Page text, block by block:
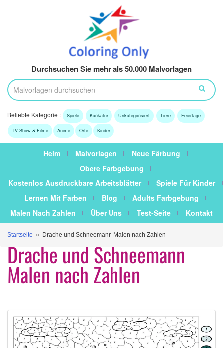
Durchsuchen Sie mehr als 50.000 Malvorlagen
Beliebte Kategorie : Spiele Karikatur Unkategorisiert Tiere Feiertage
TV Show & Filme Anime Orte Kinder
Heim Malvorlagen
Neue Färbung
Obere Farbgebung
Kostenlos Ausdruckbare Arbeitsblätter
Spiele Für Kinder
Lernen Mit Farben
Blog
Adults Farbgebung
Malen Nach Zahlen
Über Uns Test-Seite Kontakt
Startseite » Drache und Schneemann Malen nach Zahlen
Drache und Schneemann
Malen nach Zahlen